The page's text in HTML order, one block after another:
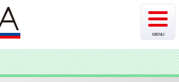
MENU